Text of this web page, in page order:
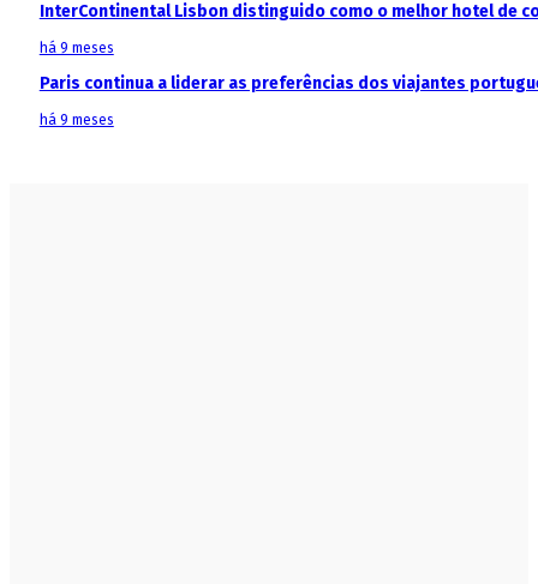
InterContinental Lisbon distinguido como o melhor hotel de
há 9 meses
Paris continua a liderar as preferências dos viajantes
há 9 meses